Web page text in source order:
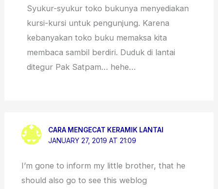
Syukur-syukur toko bukunya menyediakan
kursi-kursi untuk pengunjung. Karena
kebanyakan toko buku memaksa kita
membaca sambil berdiri. Duduk di lantai
ditegur Pak Satpam… hehe…
CARA MENGECAT KERAMIK LANTAI
JANUARY 27, 2019 AT 21:09
I’m gone to inform my little brother, that he
should also go to see this weblog